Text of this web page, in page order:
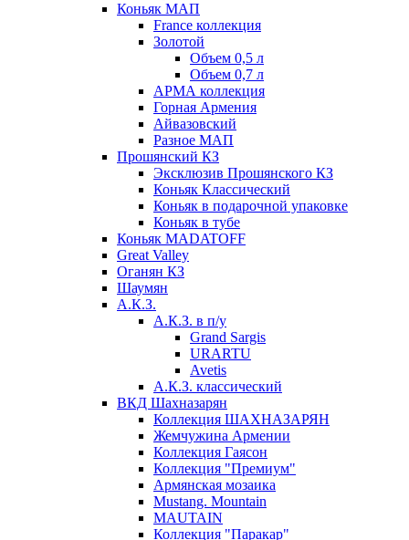
Коньяк МАП
France коллекция
Золотой
Объем 0,5 л
Объем 0,7 л
АРМА коллекция
Горная Армения
Айвазовский
Разное МАП
Прошянский КЗ
Эксклюзив Прошянского КЗ
Коньяк Классический
Коньяк в подарочной упаковке
Коньяк в тубе
Коньяк MADATOFF
Great Valley
Оганян КЗ
Шаумян
А.К.З.
А.К.З. в п/у
Grand Sargis
URARTU
Avetis
А.К.З. классический
ВКД Шахназарян
Коллекция ШАХНАЗАРЯН
Жемчужина Армении
Коллекция Гаясон
Коллекция "Премиум"
Армянская мозаика
Mustang. Mountain
MAUTAIN
Коллекция "Паракар"